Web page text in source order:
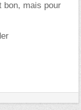
bon, mais pour